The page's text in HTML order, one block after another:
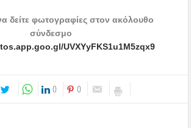
δείτε φωτογραφίες στον ακόλουθο
σύνδεσμο
UVXYyFKS1u1M5zqx9
0 0